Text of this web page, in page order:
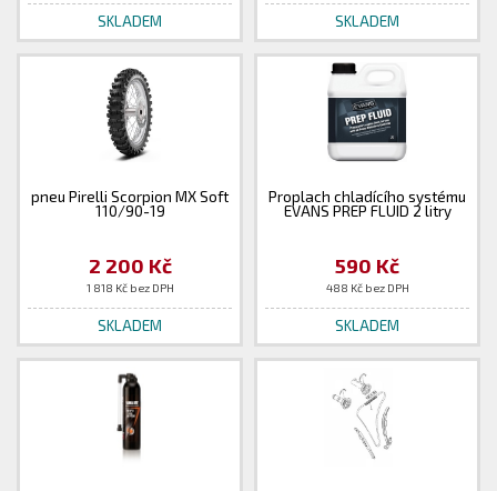
SKLADEM SKLADEM
pneu Pirelli Scorpion MX Soft
110/90-19
2 200 Kč
1 818 Kč bez DPH
SKLADEM
Proplach chladícího systému
EVANS PREP FLUID 2 litry
590 Kč
488 Kč bez DPH
SKLADEM